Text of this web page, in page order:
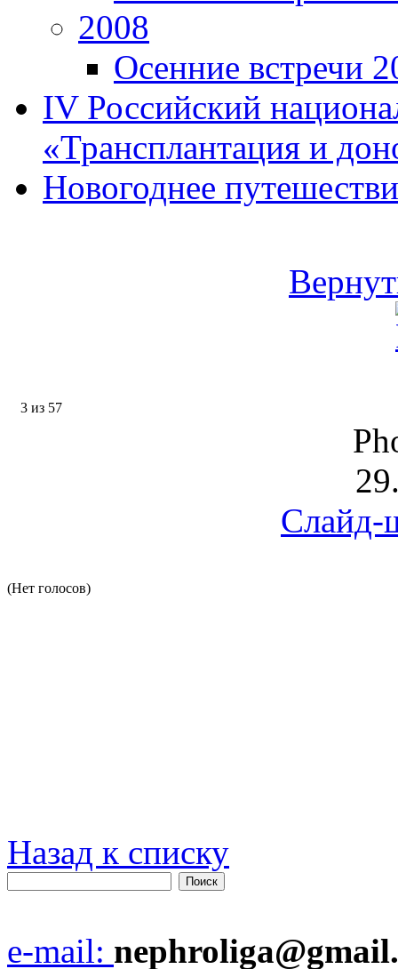
2008
Осенние встречи
IV Российский
«Трансплантация и
Новогоднее
3 из 57
Слайд-
(Нет голосов)
Назад к списку
e-mail: